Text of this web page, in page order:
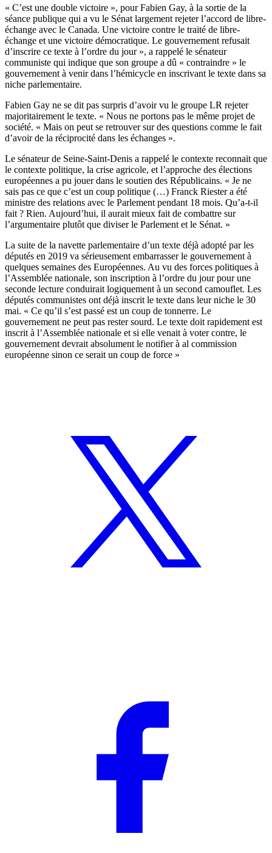
« C’est une double victoire », pour Fabien Gay, à la sortie de la
séance publique qui a vu le Sénat largement rejeter l’accord de libre-
échange avec le Canada. Une victoire contre le traité de libre-
échange et une victoire démocratique. Le gouvernement refusait
d’inscrire ce texte à l’ordre du jour », a rappelé le sénateur
communiste qui indique que son groupe a dû « contraindre » le
gouvernement à venir dans l’hémicycle en inscrivant le texte dans sa
niche parlementaire.
Fabien Gay ne se dit pas surpris d’avoir vu le groupe LR rejeter
majoritairement le texte. « Nous ne portons pas le même projet de
société. « Mais on peut se retrouver sur des questions comme le fait
d’avoir de la réciprocité dans les échanges ».
Le sénateur de Seine-Saint-Denis a rappelé le contexte reconnait que
le contexte politique, la crise agricole, et l’approche des élections
européennes a pu jouer dans le soutien des Républicains. « Je ne
sais pas ce que c’est un coup politique (…) Franck Riester a été
ministre des relations avec le Parlement pendant 18 mois. Qu’a-t-il
fait ? Rien. Aujourd’hui, il aurait mieux fait de combattre sur
l’argumentaire plutôt que diviser le Parlement et le Sénat. »
La suite de la navette parlementaire d’un texte déjà adopté par les
députés en 2019 va sérieusement embarrasser le gouvernement à
quelques semaines des Européennes. Au vu des forces politiques à
l’Assemblée nationale, son inscription à l’ordre du jour pour une
seconde lecture conduirait logiquement à un second camouflet. Les
députés communistes ont déjà inscrit le texte dans leur niche le 30
mai. « Ce qu’il s’est passé est un coup de tonnerre. Le
gouvernement ne peut pas rester sourd. Le texte doit rapidement est
inscrit à l’Assemblée nationale et si elle venait à voter contre, le
gouvernement devrait absolument le notifier à al commission
européenne sinon ce serait un coup de force »